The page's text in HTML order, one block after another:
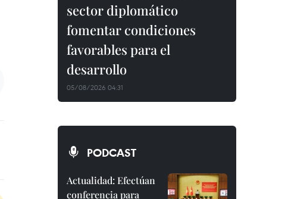
sector diplomático
fomentar condiciones
favorables para el
desarrollo
05/08/2026 04:31
PODCAST
Actualidad: Efectúan
conferencia para